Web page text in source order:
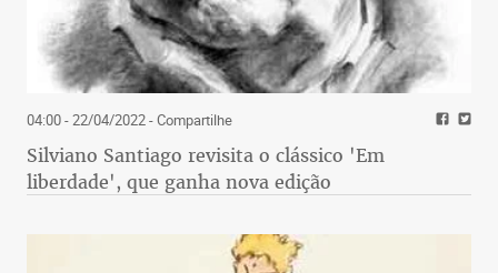
04:00 - 22/04/2022- Compartilhe
Silviano Santiago revisita o clássico 'Em
liberdade', que ganha nova edição